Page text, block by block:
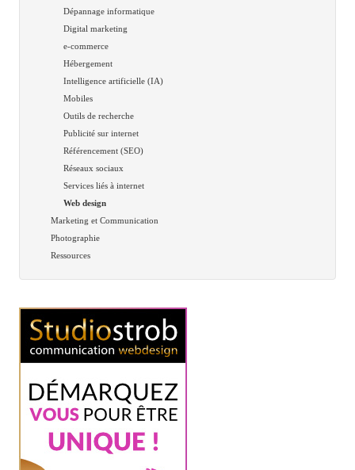
Dépannage informatique
Digital marketing
e-commerce
Hébergement
Intelligence artificielle (IA)
Mobiles
Outils de recherche
Publicité sur internet
Référencement (SEO)
Réseaux sociaux
Services liés à internet
Web design
Marketing et Communication
Photographie
Ressources